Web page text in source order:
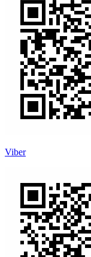
Viber